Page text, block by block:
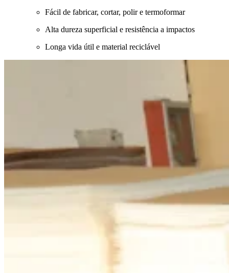
Fácil de fabricar, cortar, polir e termoformar
Alta dureza superficial e resistência a impactos
Longa vida útil e material reciclável